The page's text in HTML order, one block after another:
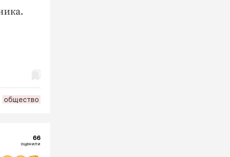
общество
66
оценили